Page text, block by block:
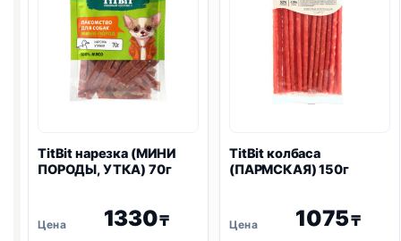
TitBit нарезка (МИНИ
ПОРОДЫ, УТКА) 70г
1330₸
TitBit колбаса
(ПАРМСКАЯ) 150г
1075₸